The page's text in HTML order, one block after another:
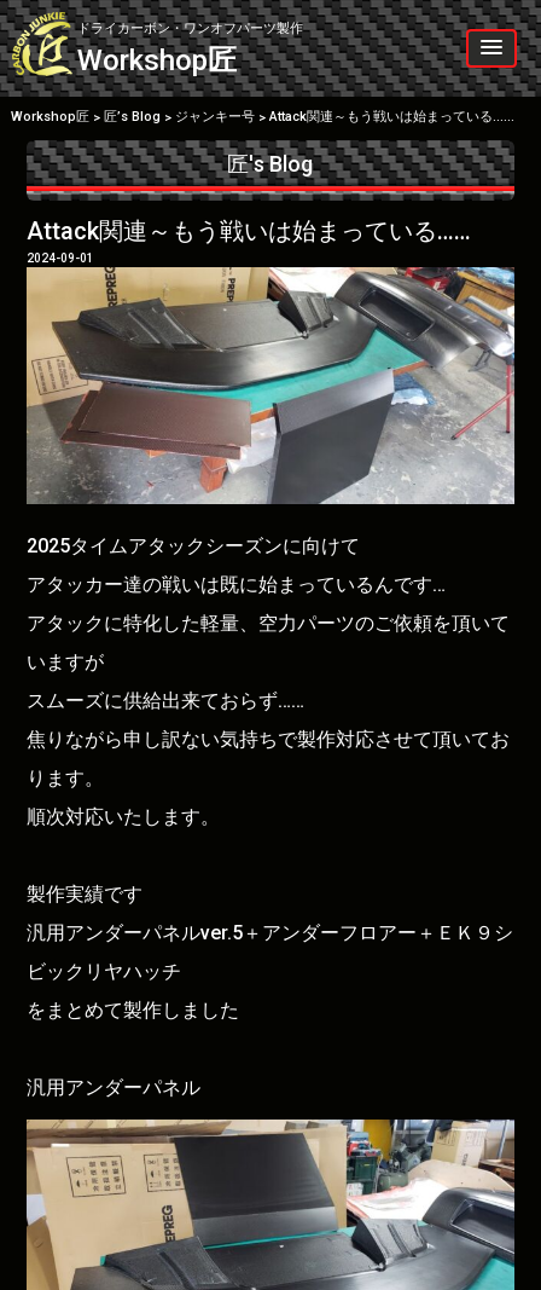
Skip
to
content
ドライカーボン・ワンオフパーツ製作
Workshop匠
Workshop匠> 匠’s Blog > ジャンキー号> Attack関連～もう戦いは始まっている……
匠's Blog
Attack関連～もう戦いは始まっている……
2024-09-01
2025タイムアタックシーズンに向けて
アタッカー達の戦いは既に始まっているんです…
アタックに特化した軽量、空力パーツのご依頼を頂いて
いますが
スムーズに供給出来ておらず……
焦りながら申し訳ない気持ちで製作対応させて頂いてお
ります。
順次対応いたします。
製作実績です
汎用アンダーパネルver.5＋アンダーフロアー＋ＥＫ９シ
ビックリヤハッチ
をまとめて製作しました
汎用アンダーパネル